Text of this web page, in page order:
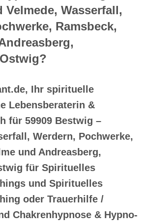
Wasserfall,
Ramsbeck,
Ihr spirituelle
Lebensberaterin &
für 59909 Bestwig –
Werdern, Pochwerke,
und Andreasberg,
für Spirituelles
und Spirituelles
oder Trauerhilfe /
Chakrenhypnose & Hypno-